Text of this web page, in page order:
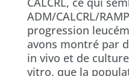
ADM/CALCRL/
progression
avons montré par
in vivo et de
vitro, que la